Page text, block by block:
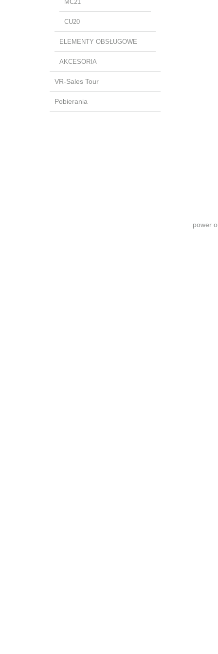
MC21
CU20
ELEMENTY OBSŁUGOWE
AKCESORIA
VR-Sales Tour
Pobierania
power